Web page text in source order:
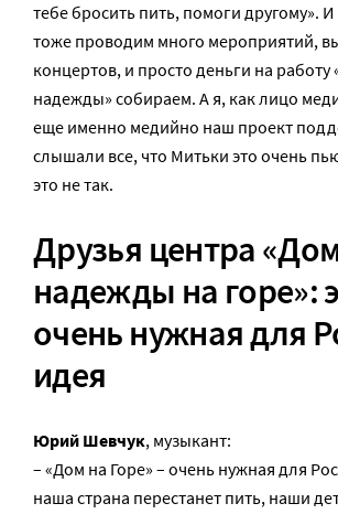
тебе бросить пить, помоги другому».
тоже проводим много мероприятий,
концертов, и просто деньги на работу
надежды» собираем. А я, как лицо
еще именно медийно наш проект
слышали все, что Митьки это очень
это не так.
Друзья центра
надежды на горе»:
очень нужная для
идея
Юрий Шевчук, музыкант:
– «Дом на Горе» – очень нужная для
наша страна перестанет пить, наши